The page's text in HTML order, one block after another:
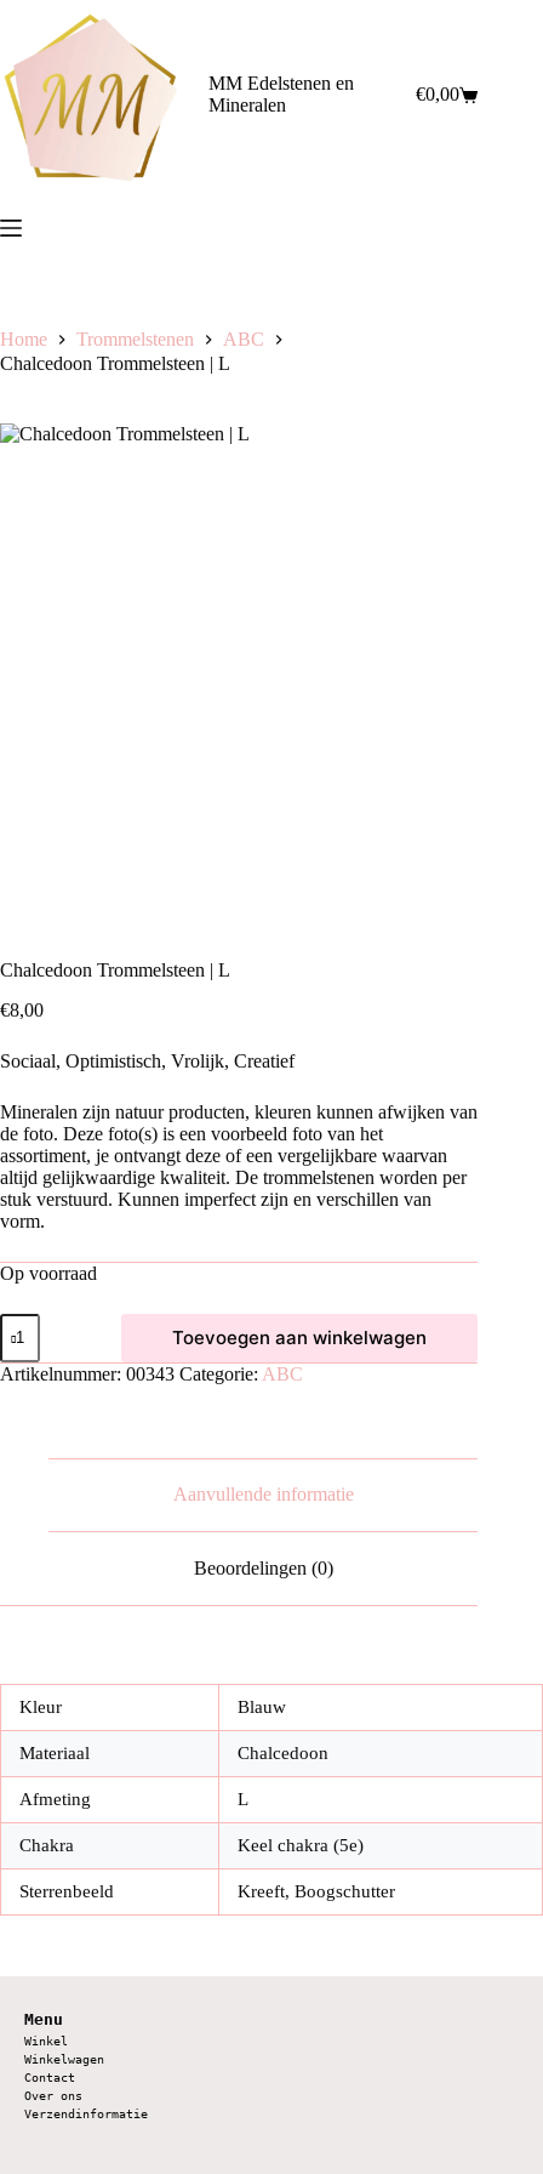
inhoud
MM Edelstenen en
Mineralen
Winkelwagen
€0,00
Home Trommelstenen
ABC
Chalcedoon Trommelsteen | L
Chalcedoon Trommelsteen | L
€8,00
Sociaal, Optimistisch, Vrolijk, Creatief
Mineralen zijn natuur producten, kleuren kunnen afwijken van
de foto. Deze foto(s) is een voorbeeld foto van het
assortiment, je ontvangt deze of een vergelijkbare waarvan
altijd gelijkwaardige kwaliteit. De trommelstenen worden per
stuk verstuurd. Kunnen imperfect zijn en verschillen van
vorm.
Op voorraad
Chalcedoon
Trommelsteen
|
L
Toevoegen aan winkelwagen
Artikelnummer: 00343 Categorie: ABC
Aanvullende informatie
Beoordelingen (0)
Kleur Blauw
Materiaal Chalcedoon
Afmeting L
Chakra Keel chakra (5e)
Sterrenbeeld Kreeft, Boogschutter
Menu
Winkel
Winkelwagen
Contact
Over ons
Verzendinformatie